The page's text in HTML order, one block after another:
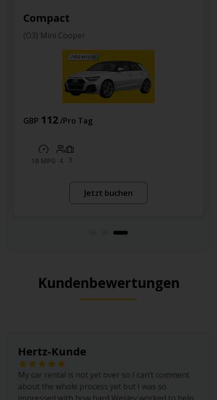
Compact
(O3) Mini Cooper
GBP 112/Pro Tag
18 MPG 4 3
Jetzt buchen
Kundenbewertungen
Hertz-Kunde
My car rental is not yet over so I can’t comment
about the whole process yet but I was so